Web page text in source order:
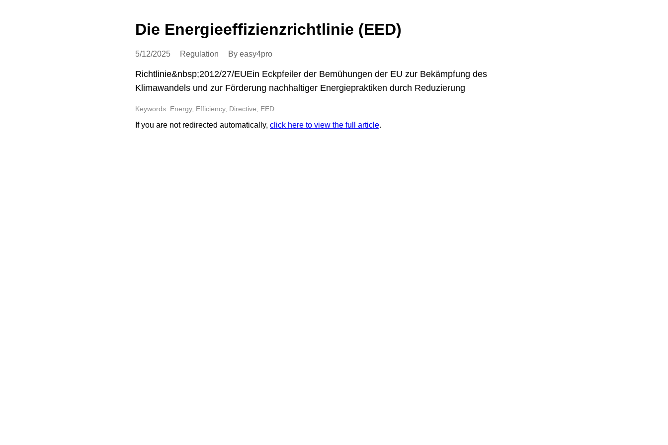
Die Energieeffizienzrichtlinie (EED)
5/12/2025 Regulation By easy4pro
Richtlinie&nbsp;2012/27/EUEin Eckpfeiler der Bemühungen der EU zur Bekämpfung des
Klimawandels und zur Förderung nachhaltiger Energiepraktiken durch Reduzierung
Keywords: Energy, Efficiency, Directive, EED
If you are not redirected automatically, click here to view the full article.